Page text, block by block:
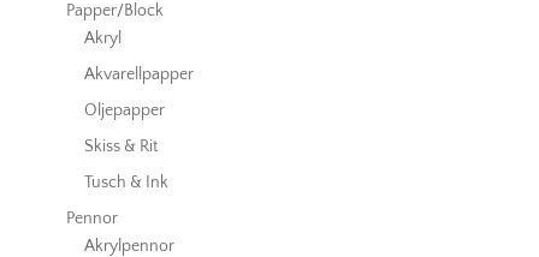
Papper/Block
Akryl
Akvarellpapper
Oljepapper
Skiss & Rit
Tusch & Ink
Pennor
Akrylpennor